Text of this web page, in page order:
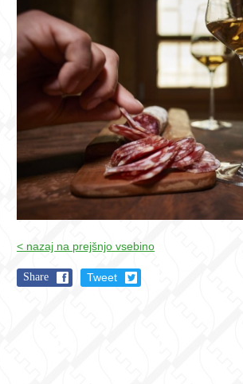
< nazaj na prejšnjo vsebino
Share Tweet